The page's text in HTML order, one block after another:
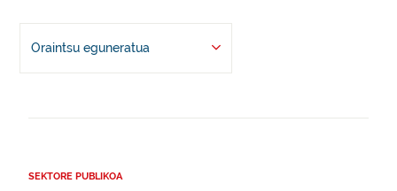
Oraintsu eguneratua
SEKTORE PUBLIKOA